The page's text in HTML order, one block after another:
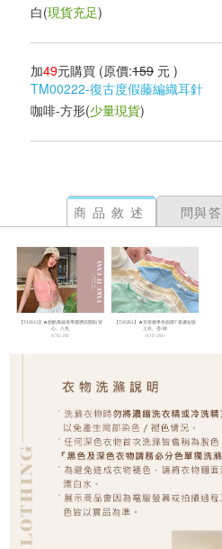
白(現貨充足)
加49元購買 (原價:159 元 )
TM00222-復古度假藤編織耳針
咖啡-方形(少量現貨)
商品敘述 問與答